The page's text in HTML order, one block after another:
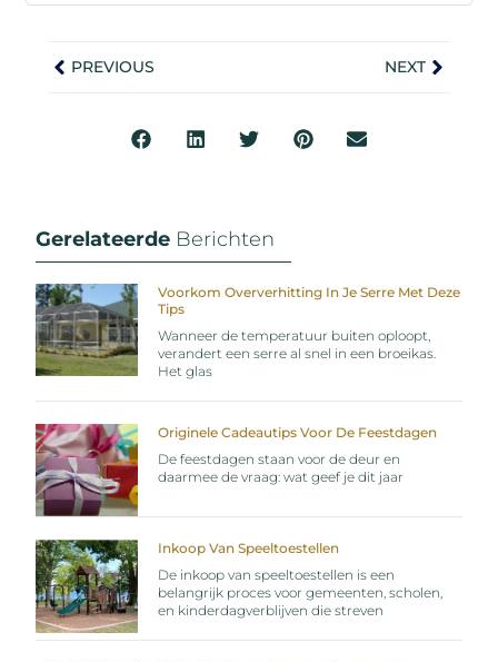
PREVIOUS NEXT
Gerelateerde Berichten
Voorkom Oververhitting In Je Serre Met Deze
Tips
Wanneer de temperatuur buiten oploopt,
verandert een serre al snel in een broeikas.
Het glas
Originele Cadeautips Voor De Feestdagen
De feestdagen staan voor de deur en
daarmee de vraag: wat geef je dit jaar
Inkoop Van Speeltoestellen
De inkoop van speeltoestellen is een
belangrijk proces voor gemeenten, scholen,
en kinderdagverblijven die streven